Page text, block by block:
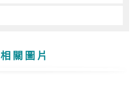
相關圖片